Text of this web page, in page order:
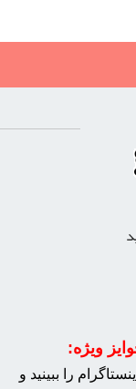
ویژه:
را ببینید و